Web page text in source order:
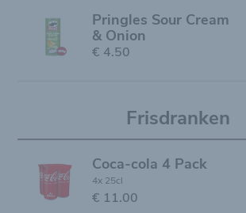
Pringles Sour Cream
& Onion
€ 4.50
Frisdranken
Coca-cola 4 Pack
4x 25cl
€ 11.00